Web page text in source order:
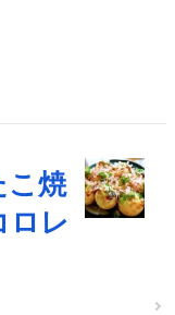
こ焼
ロレ